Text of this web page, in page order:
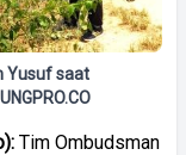
Yusuf saat
Tim Ombudsman